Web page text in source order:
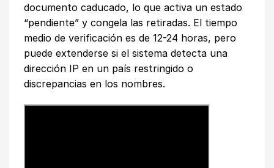
documento caducado, lo que activa un estado
“pendiente” y congela las retiradas. El tiempo
medio de verificación es de 12-24 horas, pero
puede extenderse si el sistema detecta una
dirección IP en un país restringido o
discrepancias en los nombres.